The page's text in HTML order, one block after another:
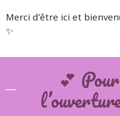
Merci d’être ici et
✨
💕